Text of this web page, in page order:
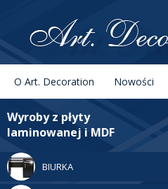
Menu
O Art. Decoration Nowości
Szukaj
Wyroby z płyty
laminowanej i MDF
BIURKA